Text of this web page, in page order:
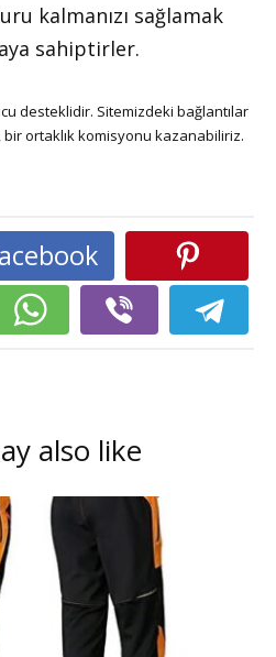
kalmanızı sağlamak
sahiptirler.
desteklidir. Sitemizdeki bağlantılar
bir ortaklık komisyonu kazanabiliriz.
also like